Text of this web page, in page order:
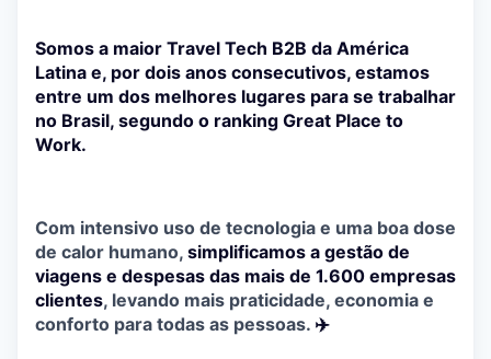
Somos a maior Travel Tech B2B da América
Latina e, por dois anos consecutivos, estamos
entre um dos melhores lugares para se trabalhar
no Brasil, segundo o ranking Great Place to
Work.
Com intensivo uso de tecnologia e uma boa dose
de calor humano, simplificamos a gestão de
viagens e despesas das mais de 1.600 empresas
clientes, levando mais praticidade, economia e
conforto para todas as pessoas. ✈️